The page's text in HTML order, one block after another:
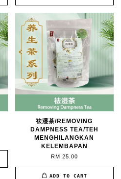
祛湿茶/REMOVING
DAMPNESS TEA/TEH
MENGHILANGKAN
KELEMBAPAN
RM 25.00
ADD TO CART